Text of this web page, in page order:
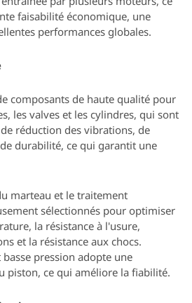
faisabilité économique, une
performances globales.
composants de haute qualité pour
les valves et les cylindres, qui sont
réduction des vibrations, de
durabilité, ce qui garantit une
marteau et le traitement
sélectionnés pour optimiser
la résistance à l'usure,
et la résistance aux chocs.
pression adopte une
piston, ce qui améliore la fiabilité.